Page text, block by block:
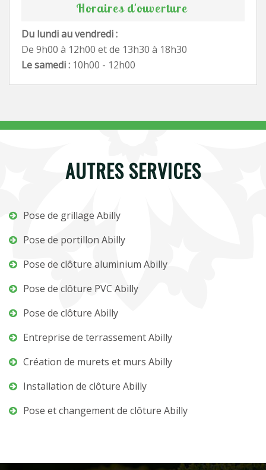
Horaires d'ouverture
Du lundi au vendredi :
De 9h00 à 12h00 et de 13h30 à 18h30
Le samedi : 10h00 - 12h00
AUTRES SERVICES
Pose de grillage Abilly
Pose de portillon Abilly
Pose de clôture aluminium Abilly
Pose de clôture PVC Abilly
Pose de clôture Abilly
Entreprise de terrassement Abilly
Création de murets et murs Abilly
Installation de clôture Abilly
Pose et changement de clôture Abilly